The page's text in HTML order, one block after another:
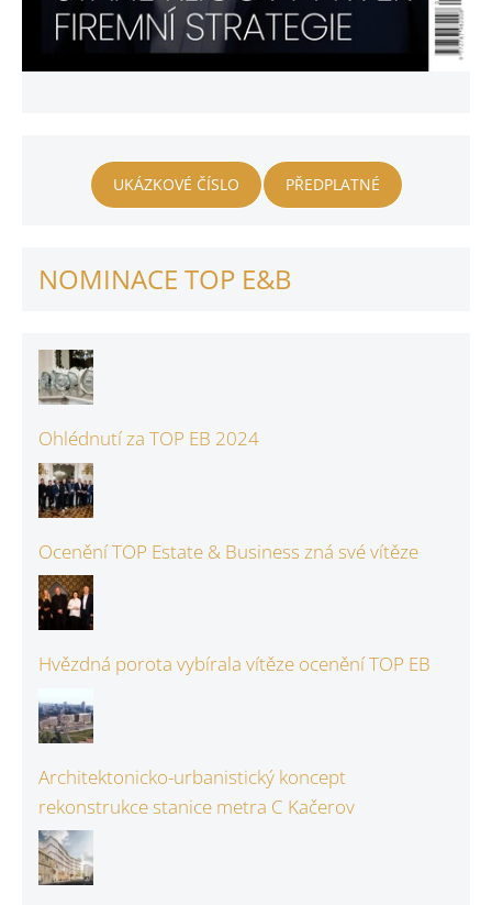
UKÁZKOVÉ ČÍSLO PŘEDPLATNÉ
NOMINACE TOP E&B
Ohlédnutí za TOP EB 2024
Ocenění TOP Estate & Business zná své vítěze
Hvězdná porota vybírala vítěze ocenění TOP EB
Architektonicko-urbanistický koncept
rekonstrukce stanice metra C Kačerov